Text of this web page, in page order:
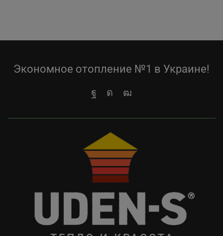
Экономное отопление №1 в Украине!